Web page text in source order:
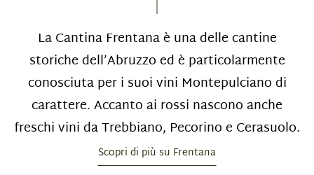
La Cantina Frentana è una delle cantine
storiche dell’Abruzzo ed è particolarmente
conosciuta per i suoi vini Montepulciano di
carattere. Accanto ai rossi nascono anche
freschi vini da Trebbiano, Pecorino e Cerasuolo.
Scopri di più su Frentana